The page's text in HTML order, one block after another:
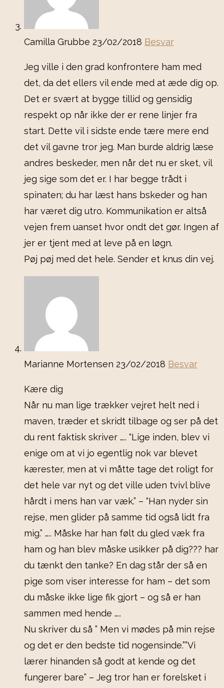
Camilla Grubbe 23/02/2018 Besvar
Jeg ville i den grad konfrontere ham med
det, da det ellers vil ende med at æde dig op.
Det er svært at bygge tillid og gensidig
respekt op når ikke der er rene linjer fra
start. Dette vil i sidste ende tære mere end
det vil gavne tror jeg. Man burde aldrig læse
andres beskeder, men når det nu er sket, vil
jeg sige som det er. I har begge trådt i
spinaten; du har læst hans bskeder og han
har været dig utro. Kommunikation er altså
vejen frem uanset hvor ondt det gør. Ingen af
jer er tjent med at leve på en løgn.
Pøj pøj med det hele. Sender et knus din vej.
Marianne Mortensen 23/02/2018 Besvar
Kære dig
Når nu man lige trækker vejret helt ned i
maven, træder et skridt tilbage og ser på det
du rent faktisk skriver ….. “Lige inden, blev vi
enige om at vi jo egentlig nok var blevet
kærester, men at vi måtte tage det roligt for
det hele var nyt og det ville uden tvivl blive
hårdt i mens han var væk.” – “Han nyder sin
rejse, men glider på samme tid også lidt fra
mig.” ….. Måske har han følt du gled væk fra
ham og han blev måske usikker på dig??? har
du tænkt den tanke? En dag står der så en
pige som viser interesse for ham – det som
du måske ikke lige fik gjort – og så er han
sammen med hende …..
Nu skriver du så ” Men vi mødes på min rejse
og det er den bedste tid nogensinde.””Vi
lærer hinanden så godt at kende og det
fungerer bare” – Jeg tror han er forelsket i